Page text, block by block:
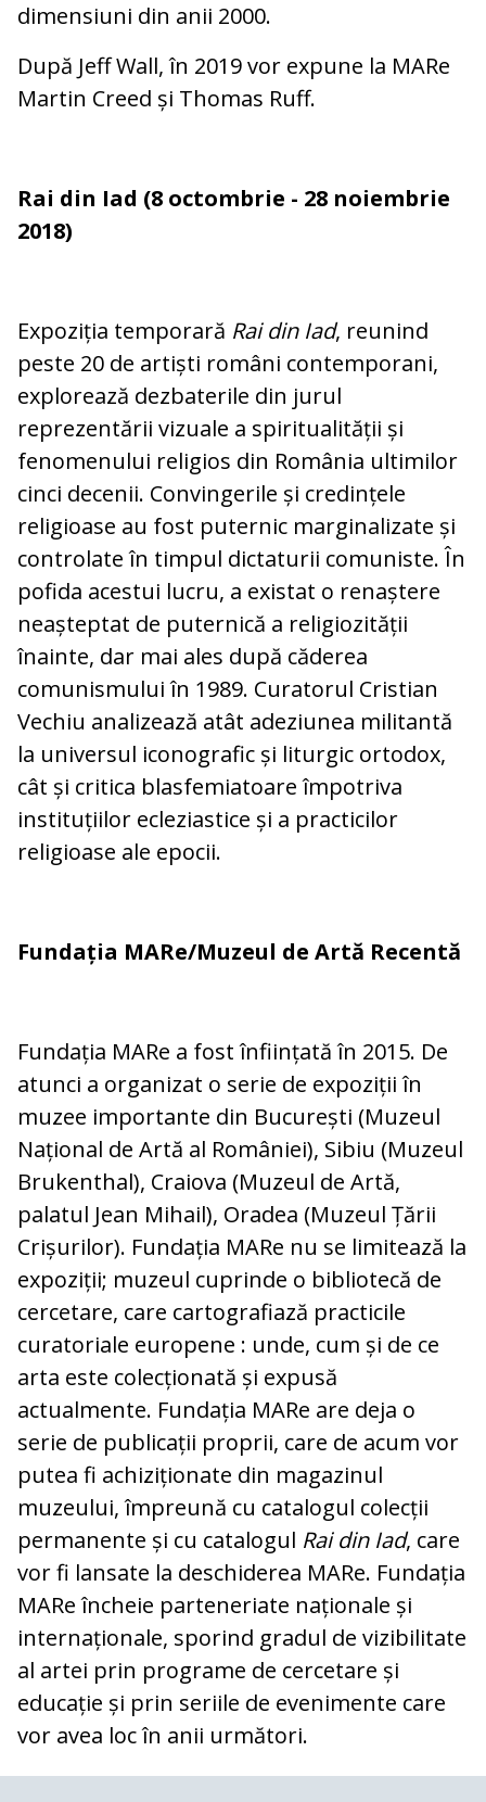
dimensiuni din anii 2000.
După Jeff Wall, în 2019 vor expune la MARe
Martin Creed și Thomas Ruff.
Rai din Iad (8 octombrie - 28 noiembrie
2018)
Expoziția temporară Rai din Iad, reunind
peste 20 de artiști români contemporani,
explorează dezbaterile din jurul
reprezentării vizuale a spiritualității și
fenomenului religios din România ultimilor
cinci decenii. Convingerile și credințele
religioase au fost puternic marginalizate și
controlate în timpul dictaturii comuniste. În
pofida acestui lucru, a existat o renaștere
neașteptat de puternică a religiozității
înainte, dar mai ales după căderea
comunismului în 1989. Curatorul Cristian
Vechiu analizează atât adeziunea militantă
la universul iconografic și liturgic ortodox,
cât și critica blasfemiatoare împotriva
instituțiilor ecleziastice și a practicilor
religioase ale epocii.
Fundația MARe/Muzeul de Artă Recentă
Fundația MARe a fost înființată în 2015. De
atunci a organizat o serie de expoziții în
muzee importante din București (Muzeul
Național de Artă al României), Sibiu (Muzeul
Brukenthal), Craiova (Muzeul de Artă,
palatul Jean Mihail), Oradea (Muzeul Țării
Crișurilor). Fundația MARe nu se limitează la
expoziții; muzeul cuprinde o bibliotecă de
cercetare, care cartografiază practicile
curatoriale europene : unde, cum și de ce
arta este colecționată și expusă
actualmente. Fundația MARe are deja o
serie de publicații proprii, care de acum vor
putea fi achiziționate din magazinul
muzeului, împreună cu catalogul colecții
permanente și cu catalogul Rai din Iad, care
vor fi lansate la deschiderea MARe. Fundația
MARe încheie parteneriate naționale și
internaționale, sporind gradul de vizibilitate
al artei prin programe de cercetare și
educație și prin seriile de evenimente care
vor avea loc în anii următori.